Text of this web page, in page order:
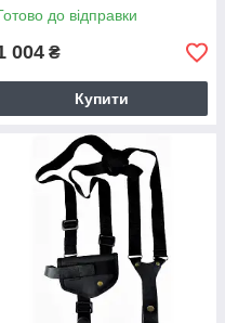
до відправки
004 ₴
Купити